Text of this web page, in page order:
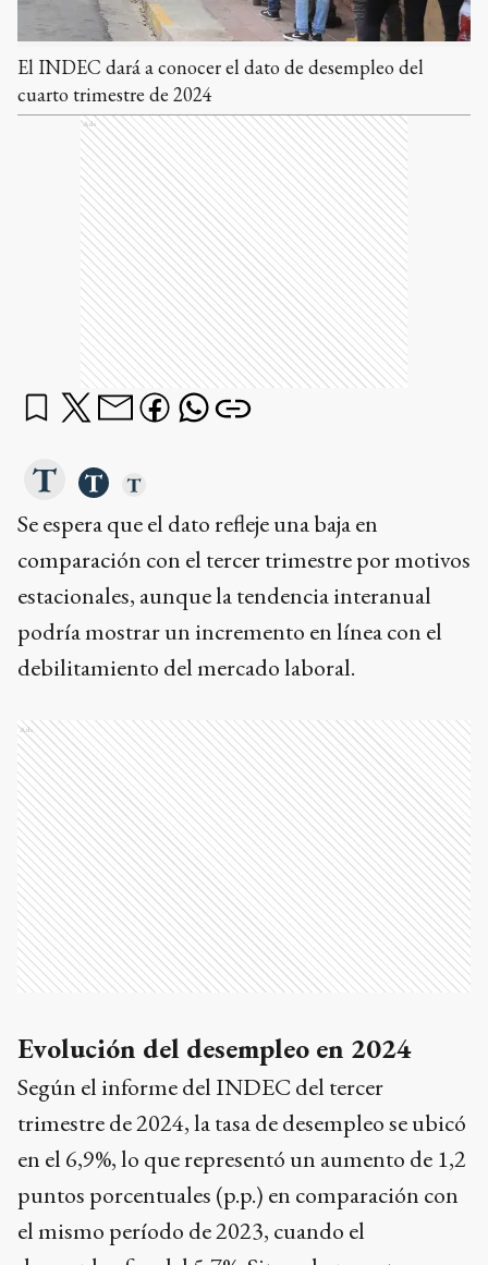
El INDEC dará a conocer el dato de desempleo del
cuarto trimestre de 2024
Ads
Se espera que el dato refleje una baja en
comparación con el tercer trimestre por motivos
estacionales, aunque la tendencia interanual
podría mostrar un incremento en línea con el
debilitamiento del mercado laboral.
Ads
Evolución del desempleo en 2024
Según el informe del INDEC del tercer
trimestre de 2024, la tasa de desempleo se ubicó
en el 6,9%, lo que representó un aumento de 1,2
puntos porcentuales (p.p.) en comparación con
el mismo período de 2023, cuando el